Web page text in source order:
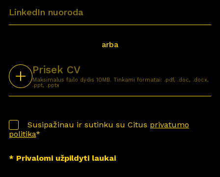
arba
Prisek CV
Maksimalus failo dydis 10MB. Tinkami formatai: .pdf, .doc, .docx,
.ppt, .pptx
Susipažinau ir sutinku su Citus privatumo
politika*
* Privalomi užpildyti laukai